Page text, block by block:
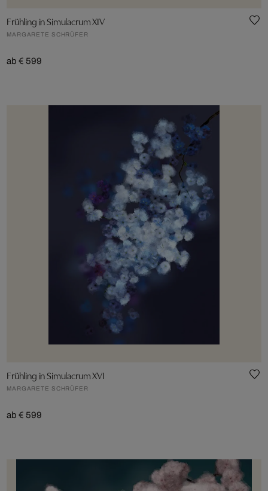
Frühling in Simulacrum XIV
MARGARETE SCHRÜFER
ab € 599
Frühling in Simulacrum XVI
MARGARETE SCHRÜFER
ab € 599